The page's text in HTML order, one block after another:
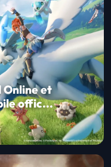
Online et
offic...